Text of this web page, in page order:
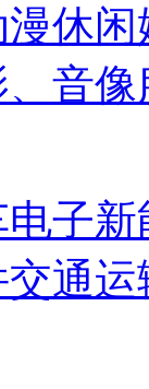
休闲
音像
子新
交通